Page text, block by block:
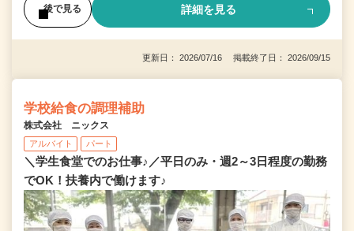
後で見る 詳細を見る
更新日： 2026/07/16 掲載終了日： 2026/09/15
学校給食の調理補助
株式会社 ニックス
アルバイト パート
＼学生食堂でのお仕事♪／平日のみ・週2～3日程度の勤務
でOK！扶養内で働けます♪